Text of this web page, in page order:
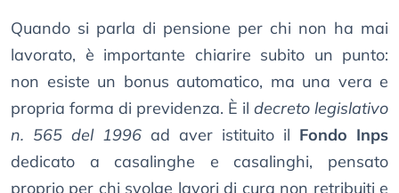
Quando si parla di pensione per chi non ha mai
lavorato, è importante chiarire subito un punto:
non esiste un bonus automatico, ma una vera e
propria forma di previdenza. È il decreto legislativo
n. 565 del 1996 ad aver istituito il Fondo Inps
dedicato a casalinghe e casalinghi, pensato
proprio per chi svolge lavori di cura non retribuiti e